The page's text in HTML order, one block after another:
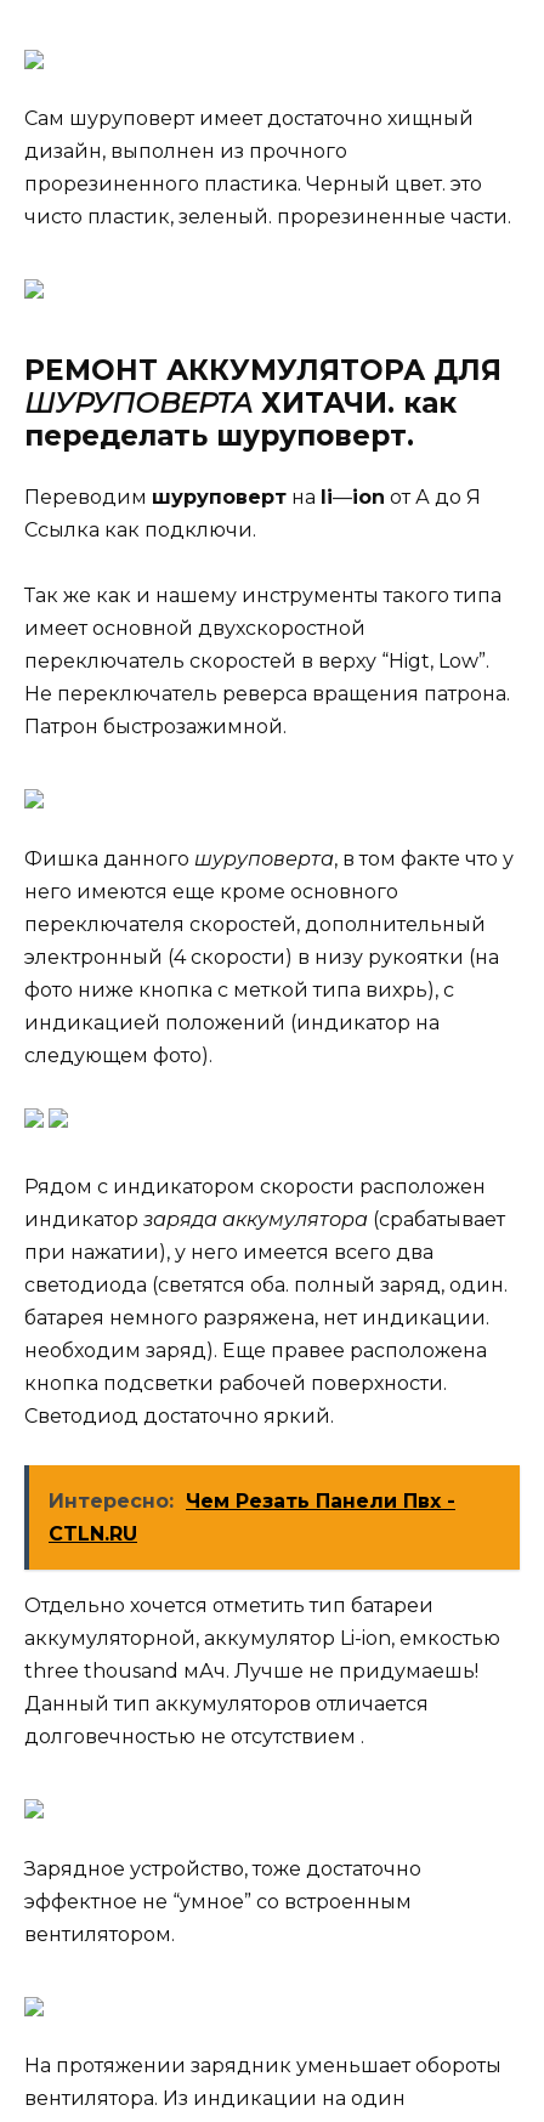
Сам шуруповерт имеет достаточно хищный
дизайн, выполнен из прочного
прорезиненного пластика. Черный цвет. это
чисто пластик, зеленый. прорезиненные части.
РЕМОНТ АККУМУЛЯТОРА ДЛЯ
ШУРУПОВЕРТА ХИТАЧИ. как
переделать шуруповерт.
Переводим шуруповерт на li—ion от А до Я
Ссылка как подключи.
Так же как и нашему инструменты такого типа
имеет основной двухскоростной
переключатель скоростей в верху “Higt, Low”.
Не переключатель реверса вращения патрона.
Патрон быстрозажимной.
Фишка данного шуруповерта, в том факте что у
него имеются еще кроме основного
переключателя скоростей, дополнительный
электронный (4 скорости) в низу рукоятки (на
фото ниже кнопка с меткой типа вихрь), с
индикацией положений (индикатор на
следующем фото).
Рядом с индикатором скорости расположен
индикатор заряда аккумулятора (срабатывает
при нажатии), у него имеется всего два
светодиода (светятся оба. полный заряд, один.
батарея немного разряжена, нет индикации.
необходим заряд). Еще правее расположена
кнопка подсветки рабочей поверхности.
Светодиод достаточно яркий.
Интересно: Чем Резать Панели Пвх -
CTLN.RU
Отдельно хочется отметить тип батареи
аккумуляторной, аккумулятор Li-ion, емкостью
three thousand мАч. Лучше не придумаешь!
Данный тип аккумуляторов отличается
долговечностью не отсутствием .
Зарядное устройство, тоже достаточно
эффектное не “умное” со встроенным
вентилятором.
На протяжении зарядник уменьшает обороты
вентилятора. Из индикации на один